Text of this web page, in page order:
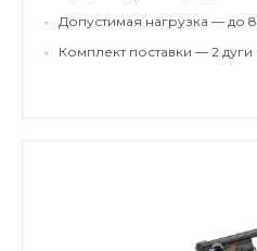
•
Допустимая нагрузка — до
•
Комплект поставки — 2